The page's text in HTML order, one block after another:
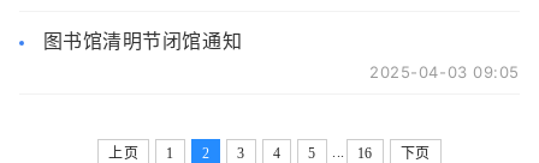
图书馆清明节闭馆通知
2025-04-03 09:05
上页 1 2 3 4 5 16 下页